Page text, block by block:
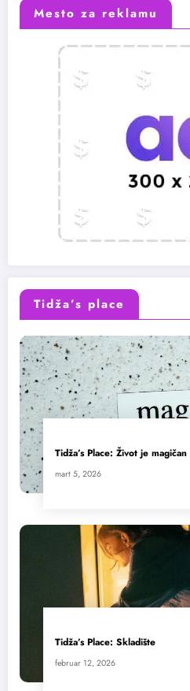
Mesto za reklamu
Tidža’s place
Tidža’s Place: Život je magičan
mart 5, 2026
Tidža’s Place: Skladište
februar 12, 2026